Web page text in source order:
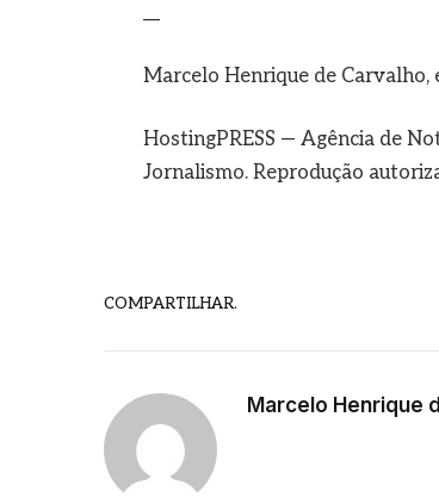
Marcelo Henrique de Carvalho,
HostingPRESS — Agência de
Jornalismo. Reprodução
COMPARTILHAR.
Marcelo Henrique